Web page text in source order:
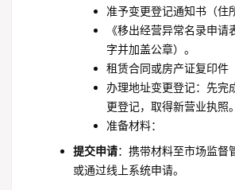
准予变更登记通知书（住
《移出经营异常名录申
字并加盖公章）。
租赁合同或房产证复印件
办理地址变更登记：先完
更登记，取得新营业执照。
准备材料：
提交申请：携带材料至市场监督
或通过线上系统申请。